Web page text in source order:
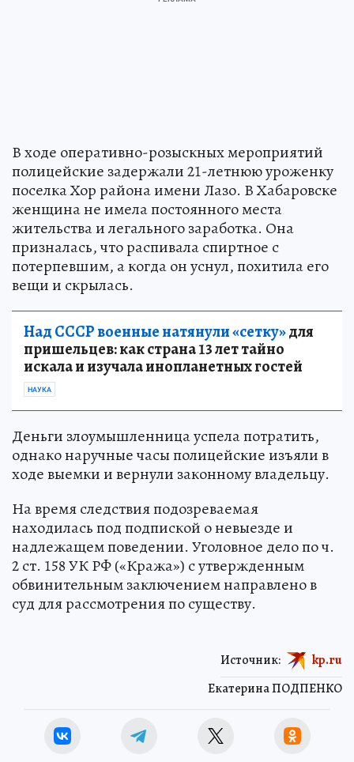
В ходе оперативно-розыскных мероприятий
полицейские задержали 21-летнюю уроженку
поселка Хор района имени Лазо. В Хабаровске
женщина не имела постоянного места
жительства и легального заработка. Она
призналась, что распивала спиртное с
потерпевшим, а когда он уснул, похитила его
вещи и скрылась.
Над СССР военные натянули «сетку»для
пришельцев: как страна 13 лет тайно
искала и изучала инопланетных гостей
НАУКА
Деньги злоумышленница успела потратить,
однако наручные часы полицейские изъяли в
ходе выемки и вернули законному владельцу.
На время следствия подозреваемая
находилась под подпиской о невыезде и
надлежащем поведении. Уголовное дело по ч.
2 ст. 158 УК РФ («Кража») с утвержденным
обвинительным заключением направлено в
суд для рассмотрения по существу.
Екатерина ПОДПЕНКО
Источник: kp.ru